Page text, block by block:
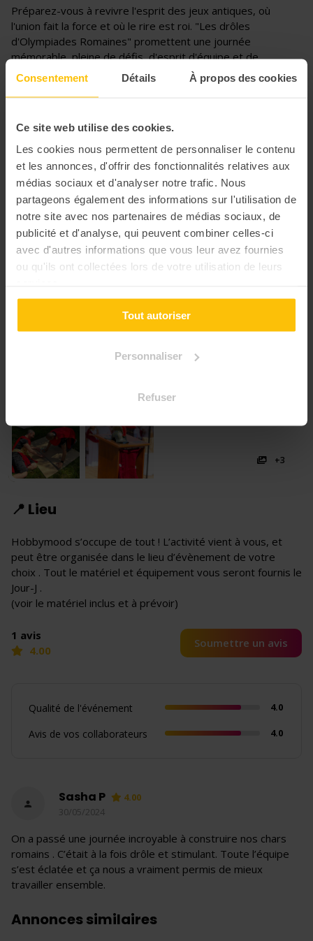
Consentement Détails À propos des cookies
Ce site web utilise des cookies.
Les cookies nous permettent de personnaliser le contenu
et les annonces, d'offrir des fonctionnalités relatives aux
médias sociaux et d'analyser notre trafic. Nous
partageons également des informations sur l'utilisation de
notre site avec nos partenaires de médias sociaux, de
publicité et d'analyse, qui peuvent combiner celles-ci
avec d'autres informations que vous leur avez fournies
ou qu'ils ont collectées lors de votre utilisation de leurs
Tout autoriser
Personnaliser
Refuser
Préparez-vous à revivre l'esprit des jeux antiques, où
l'union fait la force et où le rire est roi. "Les drôles
d'Olympiades Romaines" promettent une journée
mémorable, pleine de défis, d'esprit d'équipe et de
moments hilarants. Rejoignez l'aventure et que les meilleurs
+3
📍 Lieu
Hobbymood s’occupe de tout ! L’activité vient à vous, et
peut être organisée dans le lieu d’évènement de votre
choix . Tout le matériel et équipement vous seront fournis le
Jour-J .
(voir le matériel inclus et à prévoir)
1 avis
4.00
Soumettre un avis
Qualité de l'événement 4.0
Avis de vos collaborateurs 4.0
Sasha P
4.00
30/05/2024
On a passé une journée incroyable à construire nos chars
romains . C’était à la fois drôle et stimulant. Toute l’équipe
s’est éclatée et ça nous a vraiment permis de mieux
travailler ensemble.
Annonces similaires